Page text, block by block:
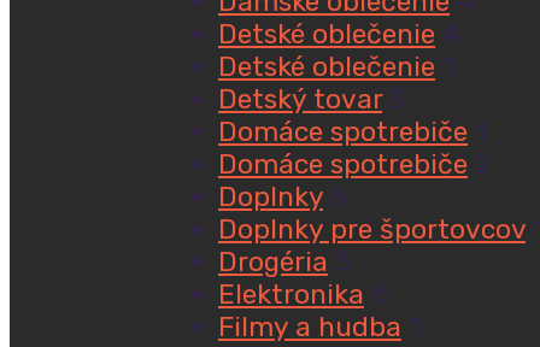
Detské oblečenie 4
Detské oblečenie 1
Detský tovar 3
Domáce spotrebiče 1
Domáce spotrebiče 2
Doplnky 6
Doplnky pre športovcov
Drogéria 5
Elektronika 6
Filmy a hudba 1